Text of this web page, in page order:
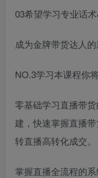
03希望学习专业话
成为金牌带货达人
NO.3学习本课程你
零基础学习直播带
建，快速掌握直播
转直播高转化成交。
掌握直播全流程的